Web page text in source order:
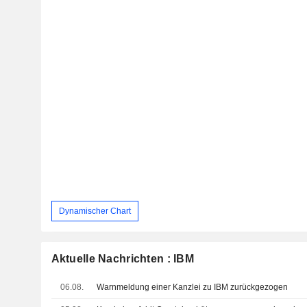
Dynamischer Chart
Aktuelle Nachrichten : IBM
06.08. Warnmeldung einer Kanzlei zu IBM zurückgezogen